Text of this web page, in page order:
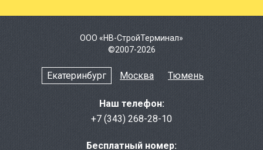
ООО «НВ-СтройТерминал»
©2007-2026
Екатеринбург Москва Тюмень
Наш телефон:
+7 (343) 268-28-10
Бесплатный номер: